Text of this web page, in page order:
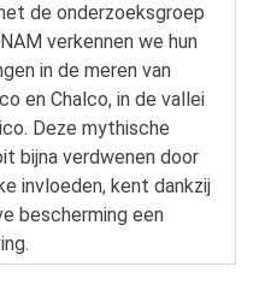
de onderzoeksgroep
verkennen we hun
in de meren van
en Chalco, in de vallei
Deze mythische
bijna verdwenen door
invloeden, kent dankzij
bescherming een